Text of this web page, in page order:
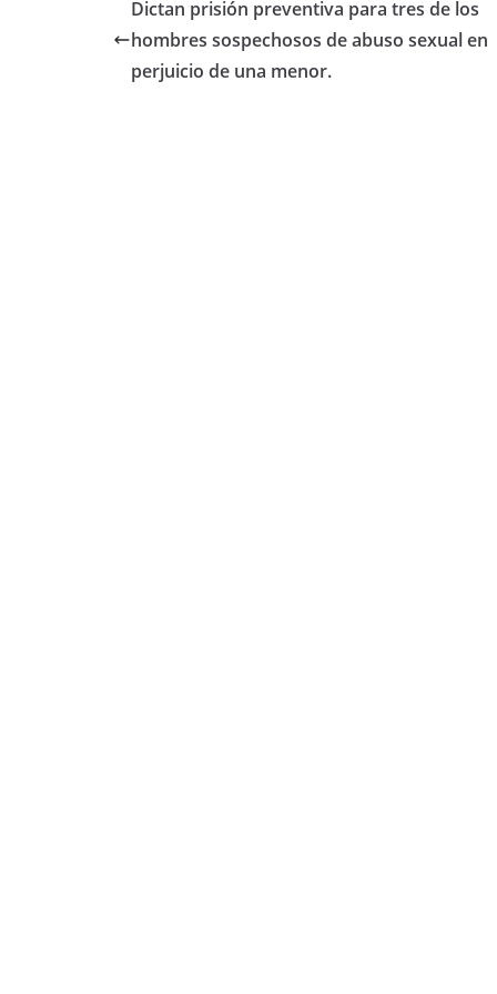
b
o
A
p
ar
tir
Dictan prisión preventiva para tres de los
hombres sospechosos de abuso sexual en
perjuicio de una menor.